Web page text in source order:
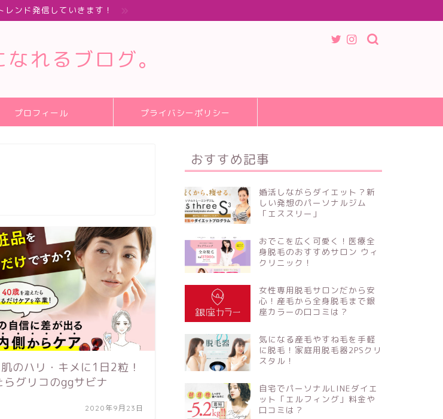
レンド発信していきます！
れるブログ。
プロフィール プライバシーポリシー
肌のハリ・キメに1日2粒！
グリコのggサビナ
2020年9月23日
おすすめ記事
婚活しながらダイエット？新
しい発想のパーソナルジム
「エススリー」
おでこを広く可愛く！医療全
身脱毛のおすすめサロン ウィ
クリニック！
女性専用脱毛サロンだから安
心！産毛から全身脱毛まで銀
座カラーの口コミは？
気になる産毛やすね毛を手軽
に脱毛！家庭用脱毛器2PSクリ
スタル！
自宅でパーソナルLINEダイエ
ット「エルフィング」料金や
口コミは？